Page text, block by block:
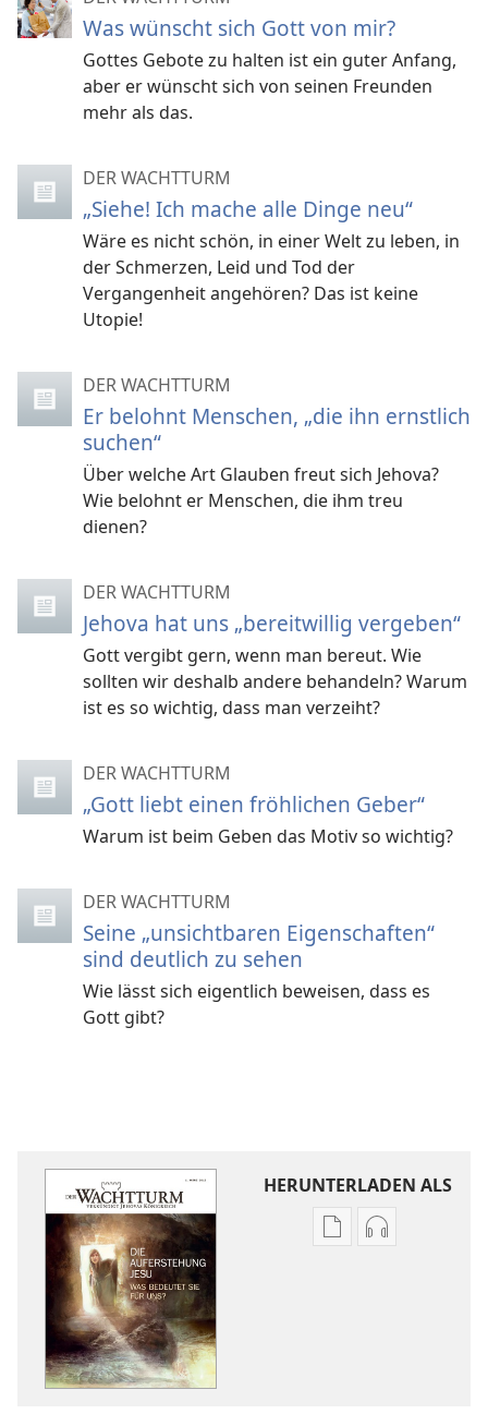
Was wünscht sich Gott von mir?
Gottes Gebote zu halten ist ein guter Anfang,
aber er wünscht sich von seinen Freunden
mehr als das.
DER WACHTTURM
„Siehe! Ich mache alle Dinge neu“
Wäre es nicht schön, in einer Welt zu leben, in
der Schmerzen, Leid und Tod der
Vergangenheit angehören? Das ist keine
Utopie!
DER WACHTTURM
Er belohnt Menschen, „die ihn ernstlich
suchen“
Über welche Art Glauben freut sich Jehova?
Wie belohnt er Menschen, die ihm treu
dienen?
DER WACHTTURM
Jehova hat uns „bereitwillig vergeben“
Gott vergibt gern, wenn man bereut. Wie
sollten wir deshalb andere behandeln? Warum
ist es so wichtig, dass man verzeiht?
DER WACHTTURM
„Gott liebt einen fröhlichen Geber“
Warum ist beim Geben das Motiv so wichtig?
DER WACHTTURM
Seine „unsichtbaren Eigenschaften“
sind deutlich zu sehen
Wie lässt sich eigentlich beweisen, dass es
Gott gibt?
HERUNTERLADEN ALS